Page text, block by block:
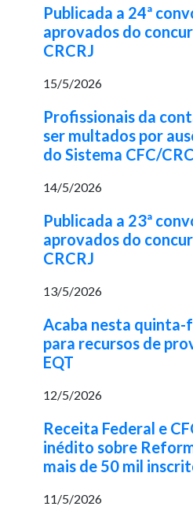
Publicada a 24ª
aprovados do
CRCRJ
15/5/2026
Profissionais da
ser multados por
do Sistema CFC/
14/5/2026
Publicada a 23ª
aprovados do
CRCRJ
13/5/2026
Acaba nesta quinta-
para recursos de
EQT
12/5/2026
Receita Federal e
inédito sobre
mais de 50 mil
11/5/2026